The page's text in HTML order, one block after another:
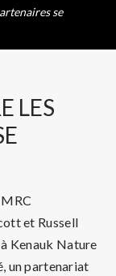
se
LES
et Russell
Kenauk Nature
un partenariat